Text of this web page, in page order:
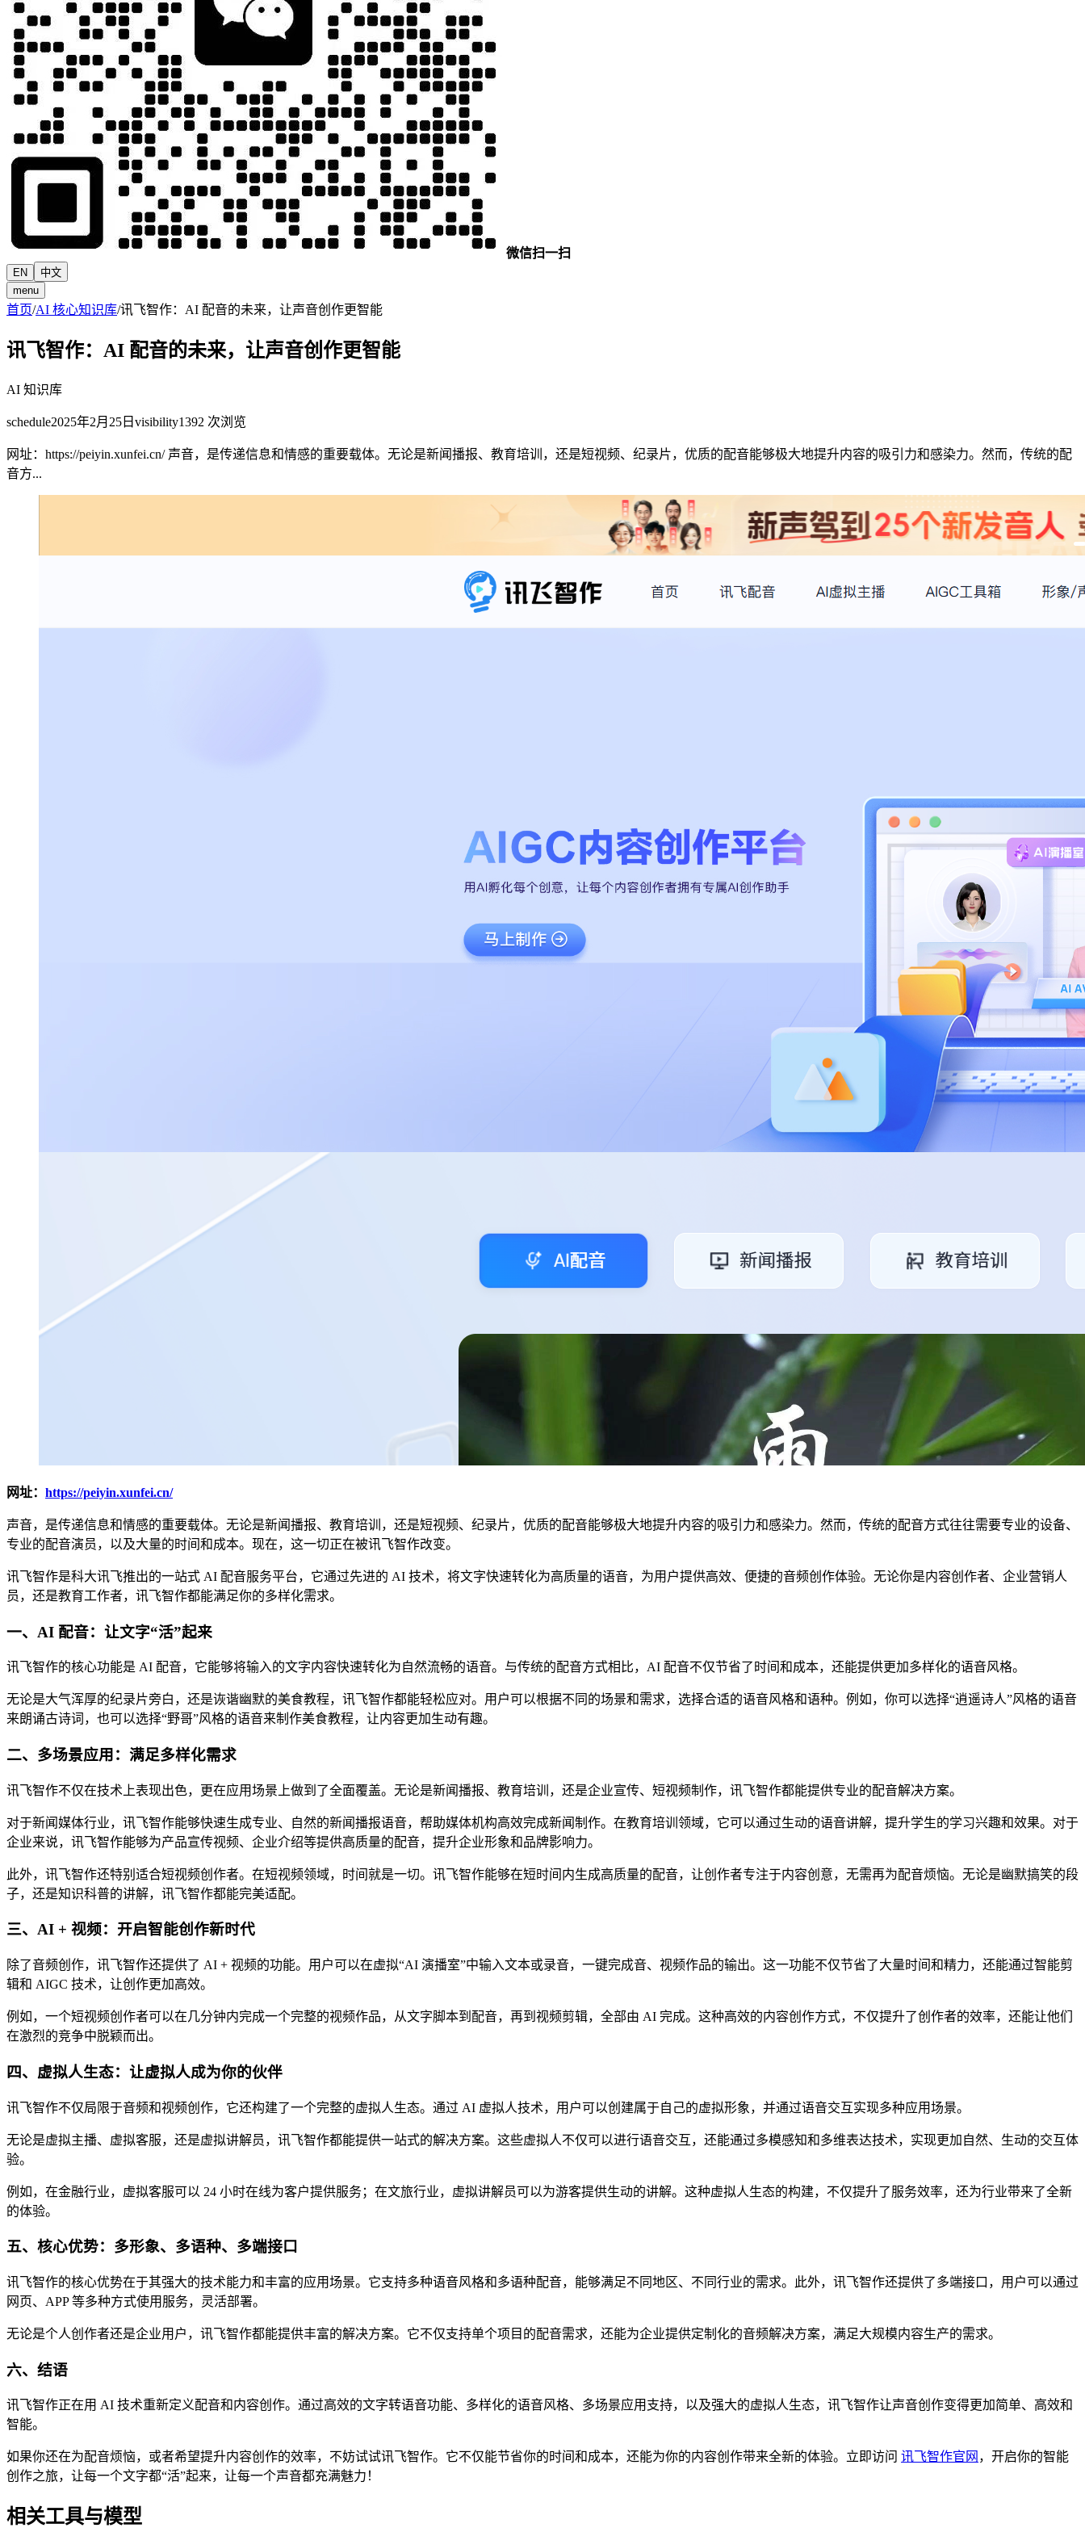
微信扫一扫
EN
中文
menu
首页/AI 核心知识库/讯飞智作：AI 配音的未来，让声音创作更智能
讯飞智作：AI 配音的未来，让声音创作更智能
AI 知识库
schedule2025年2月25日 visibility1392 次浏览
网址：https://peiyin.xunfei.cn/ 声音，是传递信息和情感的重要载体。无论是新闻播报、教育培训，还是短视频、纪录片，优质的配音能够极大地提升内容的吸引力和感染力。然而，传统的配
音方...
网址： https://peiyin.xunfei.cn/
声音，是传递信息和情感的重要载体。无论是新闻播报、教育培训，还是短视频、纪录片，优质的配音能够极大地提升内容的吸引力和感染力。然而，传统的配音方式往往需要专业的设备、
专业的配音演员，以及大量的时间和成本。现在，这一切正在被讯飞智作改变。
讯飞智作是科大讯飞推出的一站式 AI 配音服务平台，它通过先进的 AI 技术，将文字快速转化为高质量的语音，为用户提供高效、便捷的音频创作体验。无论你是内容创作者、企业营销人
员，还是教育工作者，讯飞智作都能满足你的多样化需求。
一、AI 配音：让文字“活”起来
讯飞智作的核心功能是 AI 配音，它能够将输入的文字内容快速转化为自然流畅的语音。与传统的配音方式相比，AI 配音不仅节省了时间和成本，还能提供更加多样化的语音风格。
无论是大气浑厚的纪录片旁白，还是诙谐幽默的美食教程，讯飞智作都能轻松应对。用户可以根据不同的场景和需求，选择合适的语音风格和语种。例如，你可以选择“逍遥诗人”风格的语音
来朗诵古诗词，也可以选择“野哥”风格的语音来制作美食教程，让内容更加生动有趣。
二、多场景应用：满足多样化需求
讯飞智作不仅在技术上表现出色，更在应用场景上做到了全面覆盖。无论是新闻播报、教育培训，还是企业宣传、短视频制作，讯飞智作都能提供专业的配音解决方案。
对于新闻媒体行业，讯飞智作能够快速生成专业、自然的新闻播报语音，帮助媒体机构高效完成新闻制作。在教育培训领域，它可以通过生动的语音讲解，提升学生的学习兴趣和效果。对于
企业来说，讯飞智作能够为产品宣传视频、企业介绍等提供高质量的配音，提升企业形象和品牌影响力。
此外，讯飞智作还特别适合短视频创作者。在短视频领域，时间就是一切。讯飞智作能够在短时间内生成高质量的配音，让创作者专注于内容创意，无需再为配音烦恼。无论是幽默搞笑的段
子，还是知识科普的讲解，讯飞智作都能完美适配。
三、AI + 视频：开启智能创作新时代
除了音频创作，讯飞智作还提供了 AI + 视频的功能。用户可以在虚拟“AI 演播室”中输入文本或录音，一键完成音、视频作品的输出。这一功能不仅节省了大量时间和精力，还能通过智能剪
辑和 AIGC 技术，让创作更加高效。
例如，一个短视频创作者可以在几分钟内完成一个完整的视频作品，从文字脚本到配音，再到视频剪辑，全部由 AI 完成。这种高效的内容创作方式，不仅提升了创作者的效率，还能让他们
在激烈的竞争中脱颖而出。
四、虚拟人生态：让虚拟人成为你的伙伴
讯飞智作不仅局限于音频和视频创作，它还构建了一个完整的虚拟人生态。通过 AI 虚拟人技术，用户可以创建属于自己的虚拟形象，并通过语音交互实现多种应用场景。
无论是虚拟主播、虚拟客服，还是虚拟讲解员，讯飞智作都能提供一站式的解决方案。这些虚拟人不仅可以进行语音交互，还能通过多模感知和多维表达技术，实现更加自然、生动的交互体
验。
例如，在金融行业，虚拟客服可以 24 小时在线为客户提供服务；在文旅行业，虚拟讲解员可以为游客提供生动的讲解。这种虚拟人生态的构建，不仅提升了服务效率，还为行业带来了全新
的体验。
五、核心优势：多形象、多语种、多端接口
讯飞智作的核心优势在于其强大的技术能力和丰富的应用场景。它支持多种语音风格和多语种配音，能够满足不同地区、不同行业的需求。此外，讯飞智作还提供了多端接口，用户可以通过
网页、APP 等多种方式使用服务，灵活部署。
无论是个人创作者还是企业用户，讯飞智作都能提供丰富的解决方案。它不仅支持单个项目的配音需求，还能为企业提供定制化的音频解决方案，满足大规模内容生产的需求。
六、结语
讯飞智作正在用 AI 技术重新定义配音和内容创作。通过高效的文字转语音功能、多样化的语音风格、多场景应用支持，以及强大的虚拟人生态，讯飞智作让声音创作变得更加简单、高效和
智能。
如果你还在为配音烦恼，或者希望提升内容创作的效率，不妨试试讯飞智作。它不仅能节省你的时间和成本，还能为你的内容创作带来全新的体验。立即访问 讯飞智作官网 ，开启你的智能
创作之旅，让每一个文字都“活”起来，让每一个声音都充满魅力！
相关工具与模型